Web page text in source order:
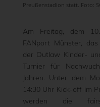
Preußenstadion statt. Foto:
Am Freitag, dem
FANport Münster,
der Outlaw Kinder-
Turnier für
Jahren. Unter dem
14:30 Uhr Kick-off im
werden die